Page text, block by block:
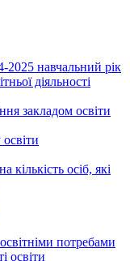
2025 навчальний рік
діяльності
закладом освіти
кількість осіб, які
потребами
освіти